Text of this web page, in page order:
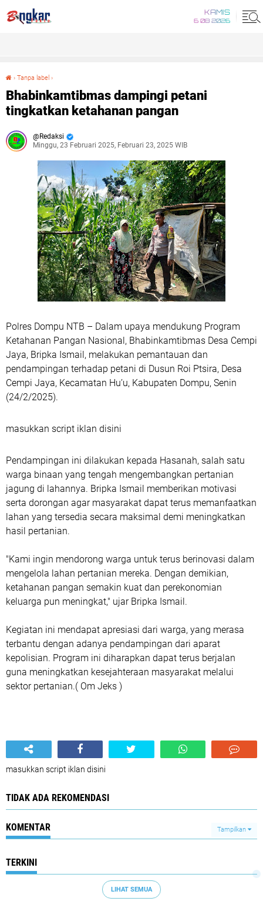
KAMIS
6 08 2026
› Tanpa label ›
Bhabinkamtibmas dampingi petani
tingkatkan ketahanan pangan
Redaksi
Minggu, 23 Februari 2025, Februari 23, 2025 WIB
Polres Dompu NTB – Dalam upaya mendukung Program
Ketahanan Pangan Nasional, Bhabinkamtibmas Desa Cempi
Jaya, Bripka Ismail, melakukan pemantauan dan
pendampingan terhadap petani di Dusun Roi Ptsira, Desa
Cempi Jaya, Kecamatan Hu’u, Kabupaten Dompu, Senin
(24/2/2025).
masukkan script iklan disini
Pendampingan ini dilakukan kepada Hasanah, salah satu
warga binaan yang tengah mengembangkan pertanian
jagung di lahannya. Bripka Ismail memberikan motivasi
serta dorongan agar masyarakat dapat terus memanfaatkan
lahan yang tersedia secara maksimal demi meningkatkan
hasil pertanian.
"Kami ingin mendorong warga untuk terus berinovasi dalam
mengelola lahan pertanian mereka. Dengan demikian,
ketahanan pangan semakin kuat dan perekonomian
keluarga pun meningkat," ujar Bripka Ismail.
Kegiatan ini mendapat apresiasi dari warga, yang merasa
terbantu dengan adanya pendampingan dari aparat
kepolisian. Program ini diharapkan dapat terus berjalan
guna meningkatkan kesejahteraan masyarakat melalui
sektor pertanian.( Om Jeks )
masukkan script iklan disini
TIDAK ADA REKOMENDASI
KOMENTAR Tampilkan
TERKINI
LIHAT SEMUA